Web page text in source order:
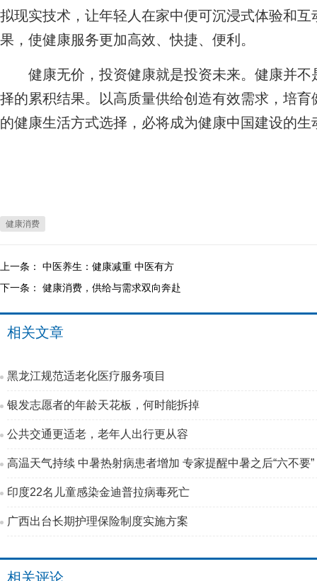
拟现实技术，让年轻人在家中便可沉浸式体验和
果，使健康服务更加高效、快捷、便利。
健康无价，投资健康就是投资未来。健康并不
择的累积结果。以高质量供给创造有效需求，培
的健康生活方式选择，必将成为健康中国建设的生
健康消费
上一条： 中医养生：健康减重 中医有方
下一条： 健康消费，供给与需求双向奔赴
相关文章
黑龙江规范适老化医疗服务项目
银发志愿者的年龄天花板，何时能拆掉
公共交通更适老，老年人出行更从容
高温天气持续 中暑热射病患者增加 专家提醒中暑之后“六不要”
印度22名儿童感染金迪普拉病毒死亡
广西出台长期护理保险制度实施方案
相关评论